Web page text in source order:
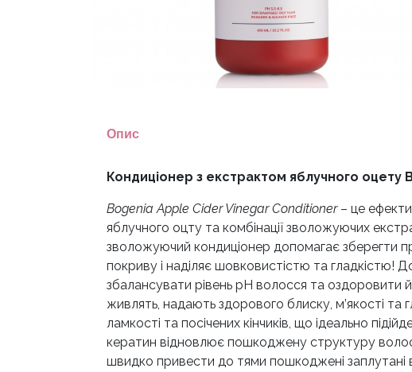
Опис
Кондиціонер з екстрактом яблучного оцету
Bogenia Apple Cider Vinegar Conditioner– це
яблучного оцту та комбінації зволожуючих
зволожуючий кондиціонер допомагає зберегти
покриву і наділяє шовковистістю та гладкістю!
збалансувати рівень pH волосся та оздоровити
живлять, надають здорового блиску, м’якості та
ламкості та посічених кінчиків, що ідеально
кератин відновлює пошкоджену структуру
швидко привести до тями пошкоджені